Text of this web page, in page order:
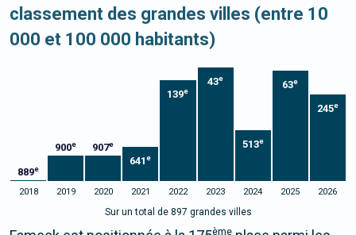
classement des grandes villes (entre 10
000 et 100 000 habitants)
889e
900e 907e
641e
139e
43e
513e
63e
245e
2018 2019 2020 2021 2022 2023 2024 2025 2026
Sur un total de 897 grandes villes
ème